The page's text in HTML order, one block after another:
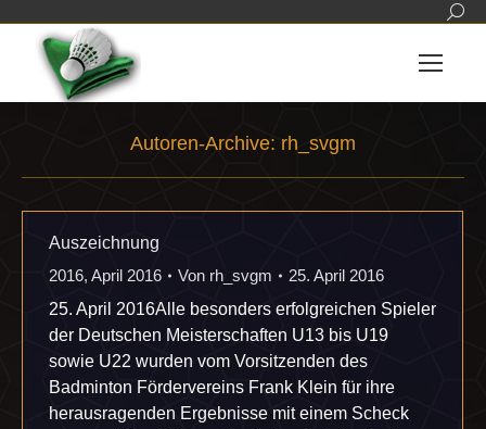
Autoren-Archive: rh_svgm
Auszeichnung
2016, April 2016 Von rh_svgm
25. April 2016
25. April 2016Alle besonders erfolgreichen Spieler
der Deutschen Meisterschaften U13 bis U19
sowie U22 wurden vom Vorsitzenden des
Badminton Fördervereins Frank Klein für ihre
herausragenden Ergebnisse mit einem Scheck